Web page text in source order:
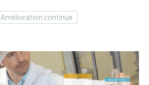
Amélioration continue